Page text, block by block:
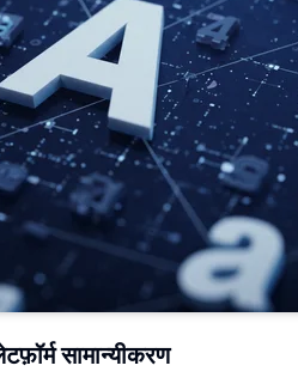
सामान्यीकरण